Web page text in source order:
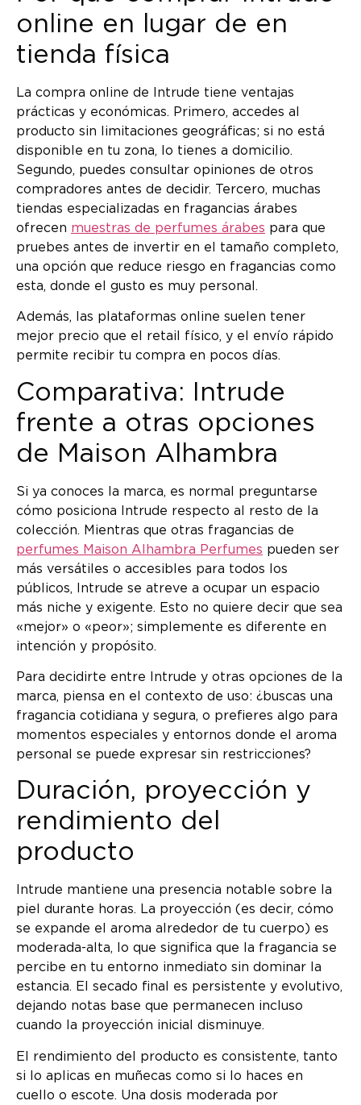
online en lugar de en
tienda física
La compra online de Intrude tiene ventajas
prácticas y económicas. Primero, accedes al
producto sin limitaciones geográficas; si no está
disponible en tu zona, lo tienes a domicilio.
Segundo, puedes consultar opiniones de otros
compradores antes de decidir. Tercero, muchas
tiendas especializadas en fragancias árabes
ofrecen muestras de perfumes árabes para que
pruebes antes de invertir en el tamaño completo,
una opción que reduce riesgo en fragancias como
esta, donde el gustо es muy personal.
Además, las plataformas online suelen tener
mejor precio que el retail físico, y el envío rápido
permite recibir tu compra en pocos días.
Comparativa: Intrude
frente a otras opciones
de Maison Alhambra
Si ya conoces la marca, es normal preguntarse
cómo posiciona Intrude respecto al resto de la
colección. Mientras que otras fragancias de
perfumes Maison Alhambra Perfumes pueden ser
más versátiles o accesibles para todos los
públicos, Intrude se atreve a ocupar un espacio
más niche y exigente. Esto no quiere decir que sea
«mejor» o «peor»; simplemente es diferente en
intención y propósito.
Para decidirte entre Intrude y otras opciones de la
marca, piensa en el contexto de uso: ¿buscas una
fragancia cotidiana y segura, o prefieres algo para
momentos especiales y entornos donde el aroma
personal se puede expresar sin restricciones?
Duración, proyección y
rendimiento del
producto
Intrude mantiene una presencia notable sobre la
piel durante horas. La proyección (es decir, cómo
se expande el aroma alrededor de tu cuerpo) es
moderada-alta, lo que significa que la fragancia se
percibe en tu entorno inmediato sin dominar la
estancia. El secado final es persistente y evolutivo,
dejando notas base que permanecen incluso
cuando la proyección inicial disminuye.
El rendimiento del producto es consistente, tanto
si lo aplicas en muñecas como si lo haces en
cuello o escote. Una dosis moderada por